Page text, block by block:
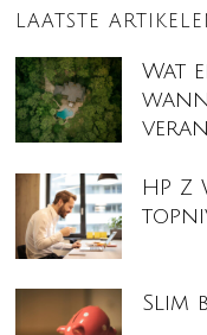
LAATSTE
Wat
HP
Slim